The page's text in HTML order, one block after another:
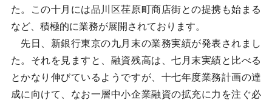
た。この十月には品川区荏原町商店街との提携も始まる
など、積極的に業務が展開されております。
先日、新銀行東京の九月末の業務実績が発表されまし
た。それを見ますと、融資残高は、七月末実績と比べる
とかなり伸びているようですが、十七年度業務計画の達
成に向けて、なお一層中小企業融資の拡充に力を注ぐ必